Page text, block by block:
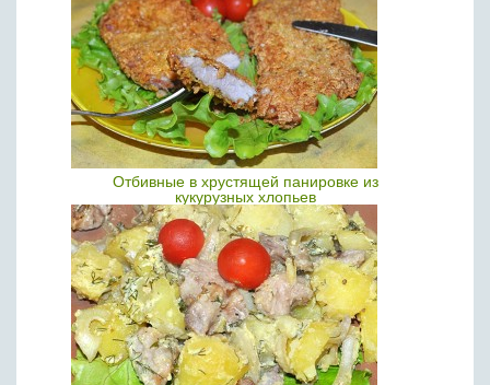
Отбивные в хрустящей панировке из
кукурузных хлопьев